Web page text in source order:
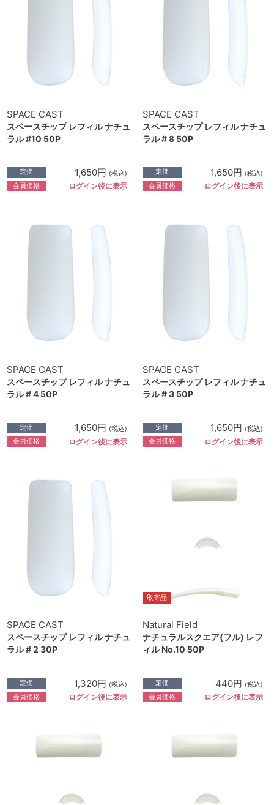
SPACE CAST
スペースチップ レフィル ナチュ
ラル #10 50P
定価 1,650円 (税込)
会員価格 ログイン後に表示
SPACE CAST
スペースチップ レフィル ナチュ
ラル # 8 50P
定価 1,650円 (税込)
会員価格 ログイン後に表示
SPACE CAST
スペースチップ レフィル ナチュ
ラル # 4 50P
定価 1,650円 (税込)
会員価格 ログイン後に表示
SPACE CAST
スペースチップ レフィル ナチュ
ラル # 3 50P
定価 1,650円 (税込)
会員価格 ログイン後に表示
SPACE CAST
スペースチップ レフィル ナチュ
ラル # 2 30P
定価 1,320円 (税込)
会員価格 ログイン後に表示
取寄品
Natural Field
ナチュラルスクエア(フル) レフ
ィル No.10 50P
定価 440円 (税込)
会員価格 ログイン後に表示